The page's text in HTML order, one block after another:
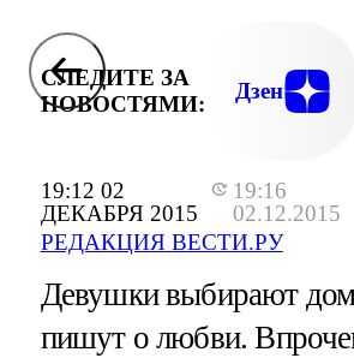
19:12 02
ДЕКАБРЯ 2015
19:16
02.12.2015
РЕДАКЦИЯ ВЕСТИ.РУ
СЛЕДИТЕ ЗА
НОВОСТЯМИ:
Дзен
Девушки выбирают
пишут о любви.